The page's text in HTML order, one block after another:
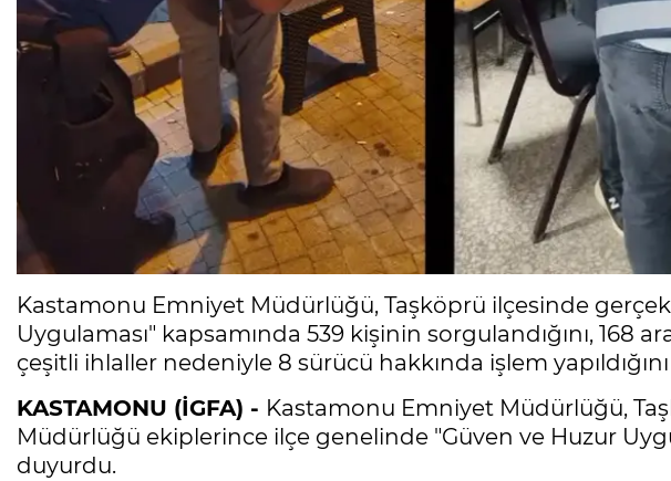
Kastamonu Emniyet Müdürlüğü, Taşköprü ilçesinde
Uygulaması" kapsamında 539 kişinin sorgulandığını, 168
çeşitli ihlaller nedeniyle 8 sürücü hakkında işlem yapıldığını
KASTAMONU (İGFA) - Kastamonu Emniyet Müdürlüğü,
Müdürlüğü ekiplerince ilçe genelinde "Güven ve Huzur
duyurdu.